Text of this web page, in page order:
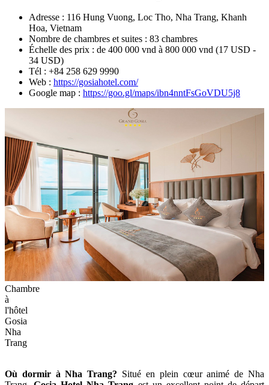
Adresse : 116 Hung Vuong, Loc Tho, Nha Trang, Khanh
Hoa, Vietnam
Nombre de chambres et suites : 83 chambres
Échelle des prix : de 400 000 vnd à 800 000 vnd (17 USD -
34 USD)
Tél : +84 258 629 9990
Web : https://gosiahotel.com/
Google map : https://goo.gl/maps/ibn4nntFsGoVDU5j8
Chambre
à
l'hôtel
Gosia
Nha
Trang
Où dormir à Nha Trang? Situé en plein cœur animé de Nha